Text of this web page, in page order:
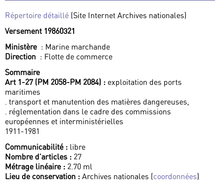
Répertoire détaillé (Site Internet Archives nationales)
Versement 19860321
Ministère : Marine marchande
Direction : Flotte de commerce
Sommaire
Art 1-27 (PM 2058-PM 2084) : exploitation des ports
maritimes
. transport et manutention des matières dangereuses,
. réglementation dans le cadre des commissions
européennes et interministérielles
1911-1981
Communicabilité : libre
Nombre d’articles : 27
Métrage linéaire : 2.70 ml
Lieu de conservation : Archives nationales (coordonnées)